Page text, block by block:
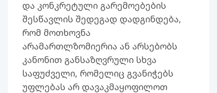
და კონკრეტული გარემოებების
შესწავლის შედეგად დადგინდება,
რომ მოთხოვნა
არამართლზომიერია ან არსებობს
კანონით განსაზღვრული სხვა
საფუძველი, რომელიც გვანიჭებს
უფლებას არ დავაკმაყოფილოთ